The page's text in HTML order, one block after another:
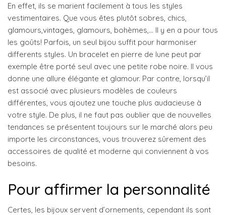
En effet, ils se marient facilement à tous les styles
vestimentaires. Que vous êtes plutôt sobres, chics,
glamours,vintages, glamours, bohèmes,… Il y en a pour tous
les goûts! Parfois, un seul bijou suffit pour harmoniser
differents styles. Un bracelet en pierre de lune peut par
exemple être porté seul avec une petite robe noire. Il vous
donne une allure élégante et glamour. Par contre, lorsqu’il
est associé avec plusieurs modèles de couleurs
différentes, vous ajoutez une touche plus audacieuse à
votre style. De plus, il ne faut pas oublier que de nouvelles
tendances se présentent toujours sur le marché alors peu
importe les circonstances, vous trouverez sûrement des
accessoires de qualité et moderne qui conviennent à vos
besoins.
Pour affirmer la personnalité
Certes, les bijoux servent d’ornements, cependant ils sont